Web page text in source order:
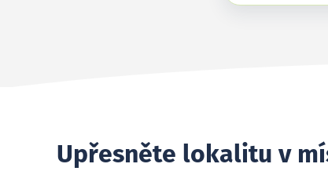
Upřesněte lokalitu v